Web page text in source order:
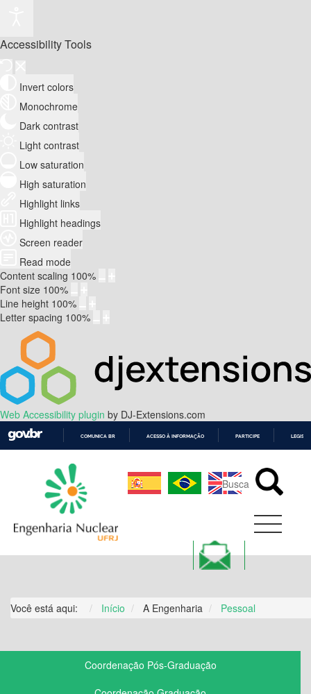
Accessibility Tools
Invert colors
Monochrome
Dark contrast
Light contrast
Low saturation
High saturation
Highlight links
Highlight headings
Screen reader
Read mode
Content scaling 100%
Font size 100%
Line height 100%
Letter spacing 100%
Web Accessibility plugin by DJ-Extensions.com
CONTEÚDO
COMUNICA BR ACESSO À INFORMAÇÃO PARTICIPE
Você está aqui: Início A Engenharia Pessoal
Coordenação Pós-Graduação